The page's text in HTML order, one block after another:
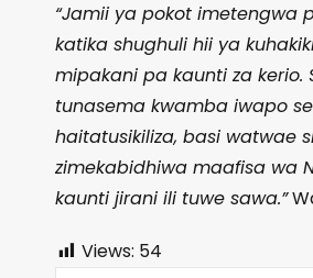
“Jamii ya pokot imetengwa
katika shughuli hii ya
mipakani pa kaunti za kerio.
tunasema kwamba iwapo
haitatusikiliza, basi watwae
zimekabidhiwa maafisa wa
kaunti jirani ili tuwe sawa.”
Views: 54